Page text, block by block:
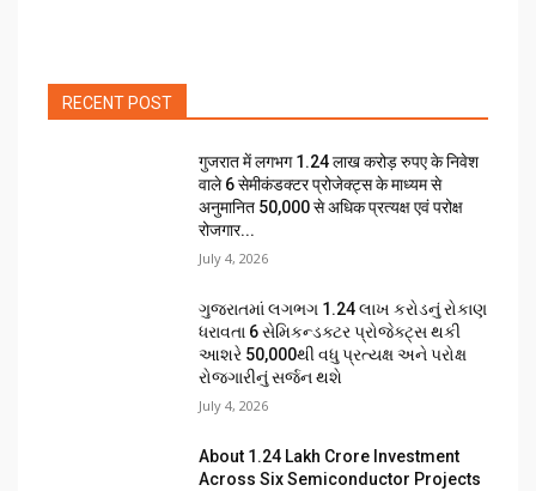
RECENT POST
गुजरात में लगभग 1.24 लाख करोड़ रुपए के निवेश
वाले 6 सेमीकंडक्टर प्रोजेक्ट्स के माध्यम से
अनुमानित 50,000 से अधिक प्रत्यक्ष एवं परोक्ष
रोजगार...
July 4, 2026
ગુજરાતમાં લગભગ ₹1.24 લાખ કરોડનું રોકાણ
ધરાવતા 6 સેમિકન્ડક્ટર પ્રોજેક્ટ્સ થકી
આશરે 50,000થી વધુ પ્રત્યક્ષ અને પરોક્ષ
રોજગારીનું સર્જન થશે
July 4, 2026
About ₹1.24 Lakh Crore Investment
Across Six Semiconductor Projects